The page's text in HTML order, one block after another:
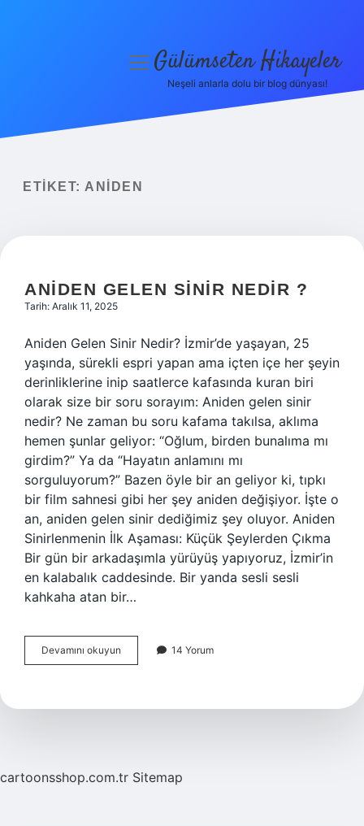
Yasal Uyarı
menüyüGülümseten Hikayeler
Neşeli anlarla dolu bir blog dünyası!
ETIKET: ANIDEN
ANIDEN GELEN SINIR NEDIR ?
Tarih: Aralık 11, 2025
Aniden Gelen Sinir Nedir? İzmir’de yaşayan, 25
yaşında, sürekli espri yapan ama içten içe her şeyin
derinliklerine inip saatlerce kafasında kuran biri
olarak size bir soru sorayım: Aniden gelen sinir
nedir? Ne zaman bu soru kafama takılsa, aklıma
hemen şunlar geliyor: “Oğlum, birden bunalıma mı
girdim?” Ya da “Hayatın anlamını mı
sorguluyorum?” Bazen öyle bir an geliyor ki, tıpkı
bir film sahnesi gibi her şey aniden değişiyor. İşte o
an, aniden gelen sinir dediğimiz şey oluyor. Aniden
Sinirlenmenin İlk Aşaması: Küçük Şeylerden Çıkma
Bir gün bir arkadaşımla yürüyüş yapıyoruz, İzmir’in
en kalabalık caddesinde. Bir yanda sesli sesli
kahkaha atan bir…
Devamını okuyun
gelen
?
14 Yorum
cartoonsshop.com.tr Sitemap